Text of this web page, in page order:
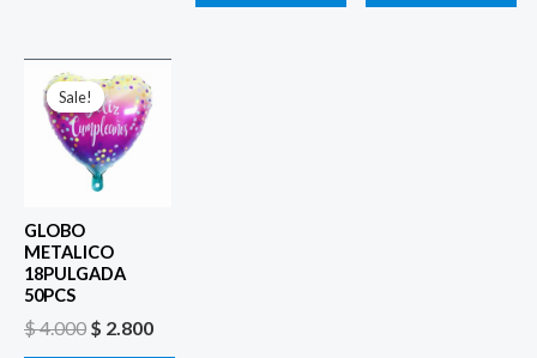
Sale!
Sale!
GLOBO
METALICO
18PULGADA
50PCS
$4.000
precio
original
era:
$ 4.000.
$ 2.800